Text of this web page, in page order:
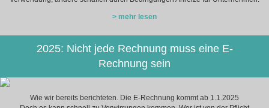
> mehr lesen
2025: Nicht jede Rechnung muss eine E-
Rechnung sein
Wie wir bereits berichteten. Die E-Rechnung kommt ab 1.1.2025